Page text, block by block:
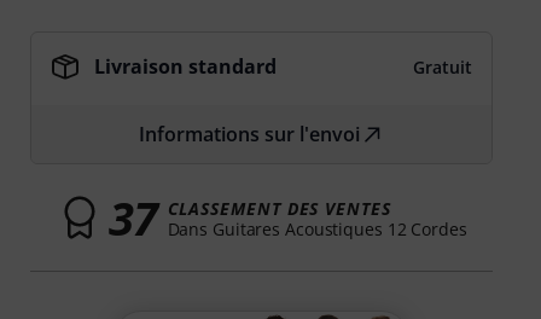
Livraison standard Gratuit
Informations sur l'envoi
37 CLASSEMENT DES VENTES
Dans Guitares Acoustiques 12 Cordes